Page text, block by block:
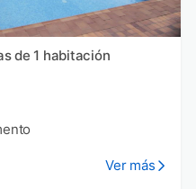
de 1 habitación
Ver más